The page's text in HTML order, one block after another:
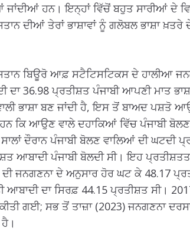
ਜਾਂਦੀਆਂ ਹਨ। ਇਨ੍ਹਾਂ ਵਿੱਚੋਂ ਬਹੁਤ ਸਾਰੀਆਂ ਦੇ
ਦੀਆਂ ਤੇਰਾਂ ਭਾਸ਼ਾਵਾਂ ਨੂੰ ਗਲੋਬਲ ਭਾਸ਼ਾ
ਬਿਊਰੋ ਆਫ਼ ਸਟੈਟਿਸਟਿਕਸ ਦੇ ਹਾਲੀਆ
ਦਾ 36.98 ਪ੍ਰਤੀਸ਼ਤ ਪੰਜਾਬੀ ਆਪਣੀ ਮਾਤ
ਭਾਸ਼ਾ ਬਣ ਜਾਂਦੀ ਹੈ, ਇਸ ਤੋਂ ਬਾਅਦ ਪਸ਼ਤੋ
ਕਿ ਆਉਣ ਵਾਲੇ ਦਹਾਕਿਆਂ ਵਿੱਚ ਪੰਜਾਬੀ
ਦੌਰਾਨ ਪੰਜਾਬੀ ਬੋਲਣ ਵਾਲਿਆਂ ਦੀ ਘਟਦੀ
ਆਬਾਦੀ ਪੰਜਾਬੀ ਬੋਲਦੀ ਸੀ। ਇਹ
ਦੀ ਜਨਗਣਨਾ ਦੇ ਅਨੁਸਾਰ ਹੋਰ ਘਟ ਕੇ 48.17
ਆਬਾਦੀ ਦਾ ਸਿਰਫ਼ 44.15 ਪ੍ਰਤੀਸ਼ਤ ਸੀ।
ਗਈ; ਸਭ ਤੋਂ ਤਾਜ਼ਾ (2023) ਜਨਗਣਨਾ